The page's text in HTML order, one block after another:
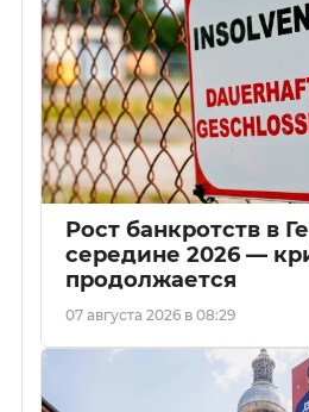
Рост банкротств в
середине 2026 —
продолжается
07 августа 2026 в 08:29